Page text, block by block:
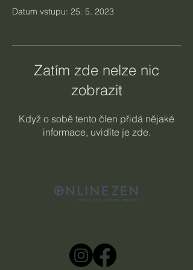
Datum vstupu: 25. 5. 2023
Zatím zde nelze nic
zobrazit
Když o sobě tento člen přidá nějaké
informace, uvidíte je zde.